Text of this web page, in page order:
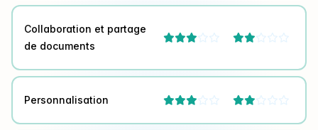
Collaboration et partage
de documents
 
Personnalisation  